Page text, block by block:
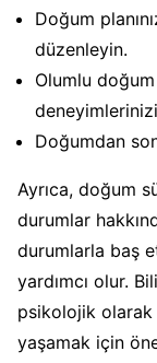
Doğum
düzenleyin.
Olumlu
Doğumdan
Ayrıca, doğum
durumlar
durumlarla baş
yardımcı olur.
psikolojik olarak
yaşamak için